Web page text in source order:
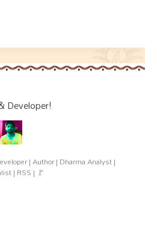
Developer!
| Author | Dharma Analyst |
| RSS | 🚩